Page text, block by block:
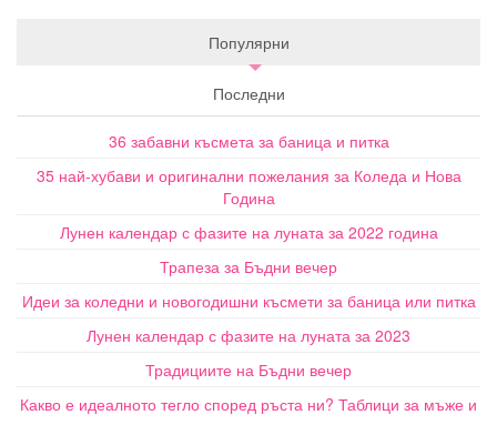
Популярни
Последни
36 забавни късмета за баница и питка
35 най-хубави и оригинални пожелания за Коледа и Нова
Година
Лунен календар с фазите на луната за 2022 година
Трапеза за Бъдни вечер
Идеи за коледни и новогодишни късмети за баница или питка
Лунен календар с фазите на луната за 2023
Традициите на Бъдни вечер
Какво е идеалното тегло според ръста ни? Таблици за мъже и